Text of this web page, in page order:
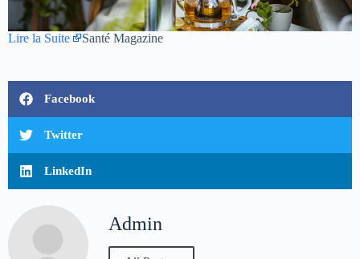
Lire la Suite Santé Magazine
Facebook
Twitter
LinkedIn
Admin